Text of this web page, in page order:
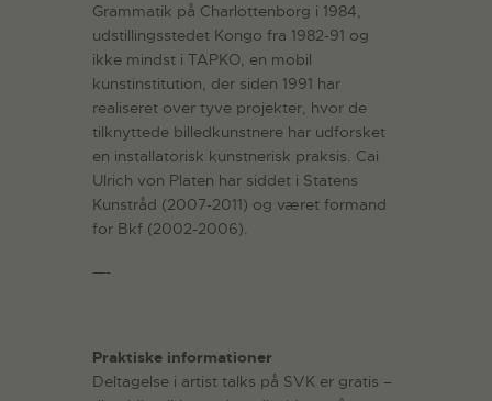
Grammatik på Charlottenborg i 1984,
udstillingsstedet Kongo fra 1982-91 og
ikke mindst i TAPKO, en mobil
kunstinstitution, der siden 1991 har
realiseret over tyve projekter, hvor de
tilknyttede billedkunstnere har udforsket
en installatorisk kunstnerisk praksis. Cai
Ulrich von Platen har siddet i Statens
Kunstråd (2007-2011) og været formand
for Bkf (2002-2006).
—-
Praktiske informationer
Deltagelse i artist talks på SVK er gratis –